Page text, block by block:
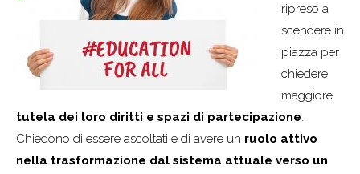
ripreso a
scendere in
piazza per
chiedere
maggiore
tutela dei loro diritti e spazi di partecipazione.
Chiedono di essere ascoltati e di avere un ruolo attivo
nella trasformazione dal sistema attuale verso un